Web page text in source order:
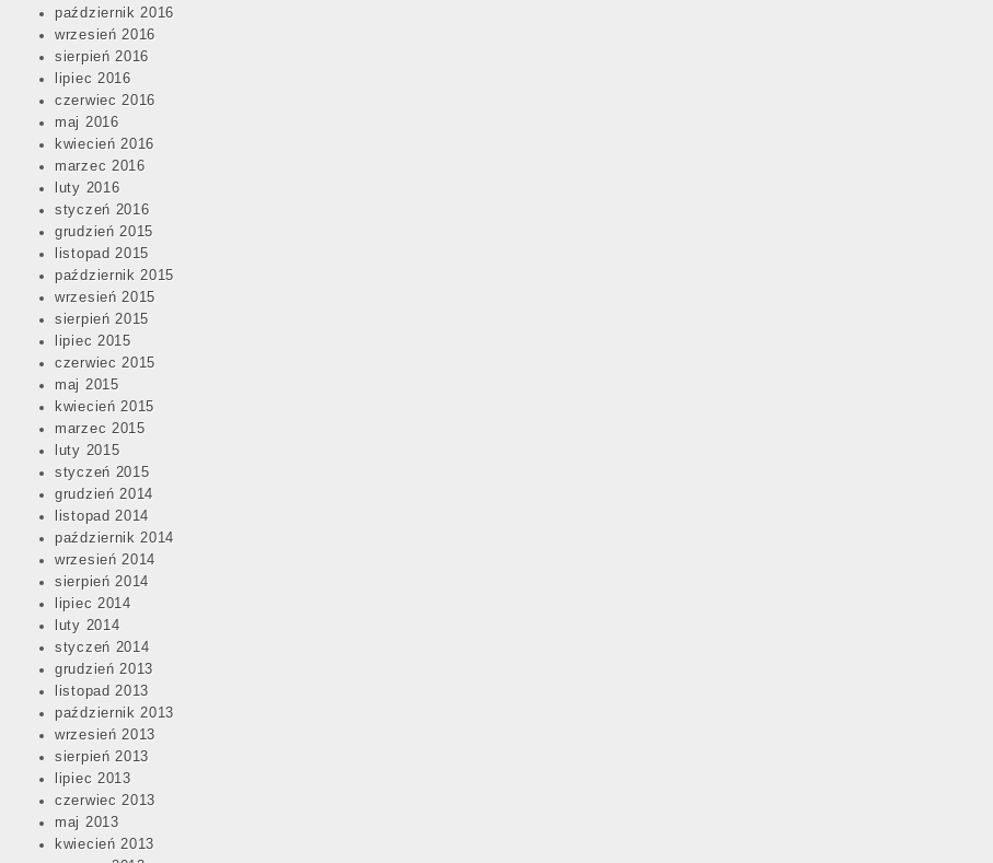
październik 2016
wrzesień 2016
sierpień 2016
lipiec 2016
czerwiec 2016
maj 2016
kwiecień 2016
marzec 2016
luty 2016
styczeń 2016
grudzień 2015
listopad 2015
październik 2015
wrzesień 2015
sierpień 2015
lipiec 2015
czerwiec 2015
maj 2015
kwiecień 2015
marzec 2015
luty 2015
styczeń 2015
grudzień 2014
listopad 2014
październik 2014
wrzesień 2014
sierpień 2014
lipiec 2014
luty 2014
styczeń 2014
grudzień 2013
listopad 2013
październik 2013
wrzesień 2013
sierpień 2013
lipiec 2013
czerwiec 2013
maj 2013
kwiecień 2013